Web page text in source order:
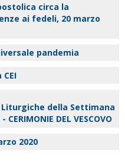
circa la
ai fedeli, 20 marzo
pandemia
della Settimana
CERIMONIE DEL VESCOVO
2020